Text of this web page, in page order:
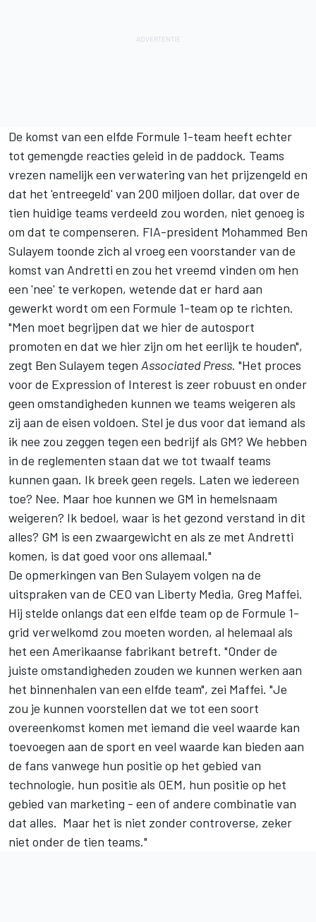
De komst van een elfde Formule 1-team heeft echter
tot gemengde reacties geleid in de paddock. Teams
vrezen namelijk een verwatering van het prijzengeld en
dat het 'entreegeld' van 200 miljoen dollar, dat over de
tien huidige teams verdeeld zou worden, niet genoeg is
om dat te compenseren. FIA-president Mohammed Ben
Sulayem toonde zich al vroeg een voorstander van de
komst van Andretti en zou het vreemd vinden om hen
een 'nee' te verkopen, wetende dat er hard aan
gewerkt wordt om een Formule 1-team op te richten.
"Men moet begrijpen dat we hier de autosport
promoten en dat we hier zijn om het eerlijk te houden",
zegt Ben Sulayem tegen Associated Press. "Het proces
voor de Expression of Interest is zeer robuust en onder
geen omstandigheden kunnen we teams weigeren als
zij aan de eisen voldoen. Stel je dus voor dat iemand als
ik nee zou zeggen tegen een bedrijf als GM? We hebben
in de reglementen staan dat we tot twaalf teams
kunnen gaan. Ik breek geen regels. Laten we iedereen
toe? Nee. Maar hoe kunnen we GM in hemelsnaam
weigeren? Ik bedoel, waar is het gezond verstand in dit
alles? GM is een zwaargewicht en als ze met Andretti
komen, is dat goed voor ons allemaal."
De opmerkingen van Ben Sulayem volgen na de
uitspraken van de CEO van Liberty Media, Greg Maffei.
Hij stelde onlangs dat een elfde team op de Formule 1-
grid verwelkomd zou moeten worden, al helemaal als
het een Amerikaanse fabrikant betreft. "Onder de
juiste omstandigheden zouden we kunnen werken aan
het binnenhalen van een elfde team", zei Maffei. "Je
zou je kunnen voorstellen dat we tot een soort
overeenkomst komen met iemand die veel waarde kan
toevoegen aan de sport en veel waarde kan bieden aan
de fans vanwege hun positie op het gebied van
technologie, hun positie als OEM, hun positie op het
gebied van marketing - een of andere combinatie van
dat alles. Maar het is niet zonder controverse, zeker
niet onder de tien teams."